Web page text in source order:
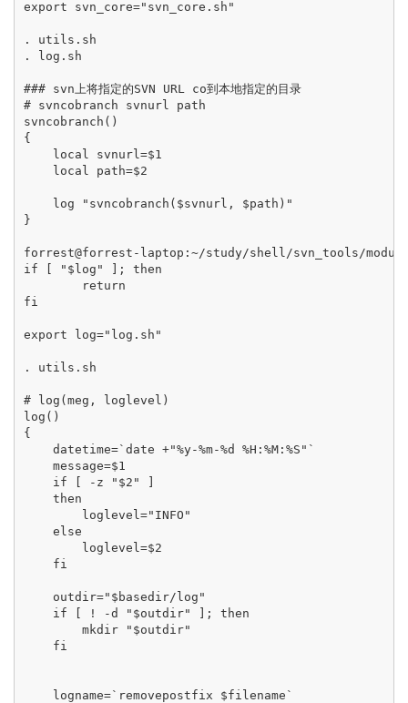
export svn_core="svn_core.sh"
. utils.sh
. log.sh
### svn上将指定的SVN URL co到本地指定的目录
# svncobranch svnurl path
svncobranch()
{
    local svnurl=$1
    local path=$2
    log "svncobranch($svnurl, $path)"
}
forrest@forrest-laptop:~/study/shell/svn_tools/
if [ "$log" ]; then
        return
fi
export log="log.sh"
. utils.sh
# log(meg, loglevel)
log()
{
    datetime=`date +"%y-%m-%d %H:%M:%S"`
    message=$1
    if [ -z "$2" ]
    then
        loglevel="INFO"
    else
        loglevel=$2
    fi
    outdir="$basedir/log"
    if [ ! -d "$outdir" ]; then
        mkdir "$outdir"
    fi
    logname=`removepostfix $filename`